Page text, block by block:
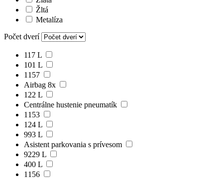
Žltá
Metalíza
Počet dverí
117 L
101 L
1157
Airbag 8x
122 L
Centrálne hustenie pneumatík
1153
124 L
993 L
Asistent parkovania s prívesom
9229 L
400 L
1156